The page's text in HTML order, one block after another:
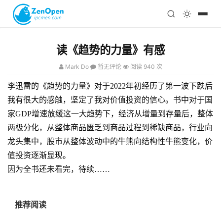
科技
注册
读《趋势的力量》有感
Mark Do 暂无评论 阅读 940 次
李迅雷的《趋势的力量》对于2022年初经历了第一波下跌后
我有很大的感触，坚定了我对价值投资的信心。书中对于国
家GDP增速放缓这一大趋势下，经济从增量到存量后，整体
两极分化，从整体商品匮乏到商品过程到稀缺商品，行业向
龙头集中，股市从整体波动中的牛熊向结构性牛熊变化，价
值投资逐渐显现。
因为全书还未看完，待续……
推荐阅读